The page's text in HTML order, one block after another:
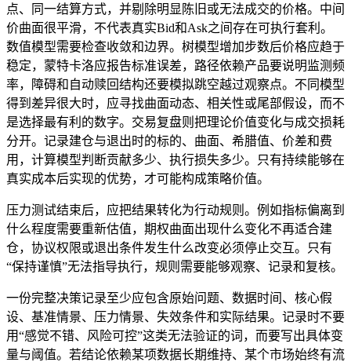
点、同一结算方式，并剔除明显陈旧或无法成交的价格。中间
价曲面很平滑，不代表真实Bid和Ask之间存在可执行套利。
数值模型需要检查收敛和边界。树模型增加步数后价格应趋于
稳定，蒙特卡洛应报告标准误差，路径依赖产品要说明监测频
率，障碍和自动赎回结构还要模拟跳空越过观察点。不同模型
得到差异很大时，应寻找曲面动态、相关性或尾部假设，而不
是选择最有利的数字。交易复盘则把理论价值变化与成交损耗
分开。记录建仓与退出时的标的、曲面、希腊值、价差和费
用，计算模型判断贡献多少、执行损失多少。只有持续能够在
真实成本后实现的优势，才可能构成策略价值。
压力测试结束后，应把结果转化为行动规则。例如指标偏离到
什么程度需要重新估值，期权曲面出现什么变化不再适合建
仓，协议权限或退出条件发生什么改变必须停止交互。只有
“保持谨慎”无法指导执行，规则需要能够观察、记录和复核。
一份完整决策记录至少应包含原始问题、数据时间、核心假
设、基准情景、压力情景、失效条件和实际结果。记录时不要
用“感觉不错、风险可控”这类无法验证的词，而要写出具体变
量与阈值。若结论依赖某项数据长期维持、某个市场始终有流